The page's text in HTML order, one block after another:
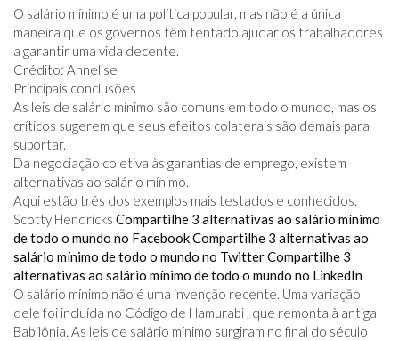
COMEÇA
COM
UM
ESTRONDO
O salário mínimo é uma política popular, mas não é a única
maneira que os governos têm tentado ajudar os trabalhadores
a garantir uma vida decente.
Crédito: Annelise
Principais conclusões
As leis de salário mínimo são comuns em todo o mundo, mas os
críticos sugerem que seus efeitos colaterais são demais para
suportar.
Da negociação coletiva às garantias de emprego, existem
alternativas ao salário mínimo.
Aqui estão três dos exemplos mais testados e conhecidos.
Scotty Hendricks Compartilhe 3 alternativas ao salário mínimo
de todo o mundo no FacebookCompartilhe 3 alternativas ao
salário mínimo de todo o mundo no TwitterCompartilhe 3
alternativas ao salário mínimo de todo o mundo no LinkedIn
O salário mínimo não é uma invenção recente. Uma variação
dele foi incluída no Código de Hamurabi , que remonta à antiga
Babilônia. As leis de salário mínimo surgiram no final do século